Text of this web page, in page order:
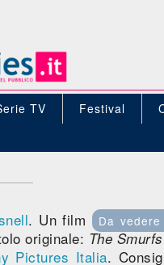
TV Festival
. Un film Da vedere
originale: The Smurfs
Pictures Italia.